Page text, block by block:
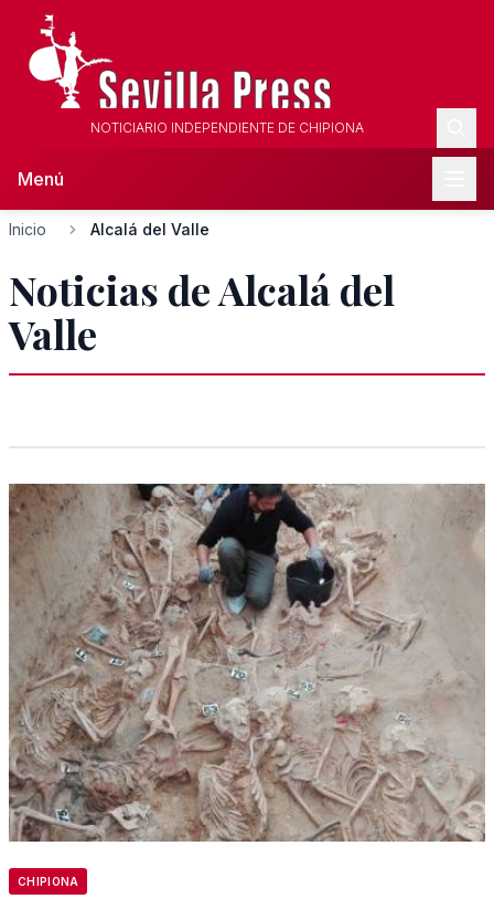
NOTICIARIO INDEPENDIENTE DE CHIPIONA
Menú
Inicio Alcalá del Valle
Noticias de Alcalá del
Valle
CHIPIONA